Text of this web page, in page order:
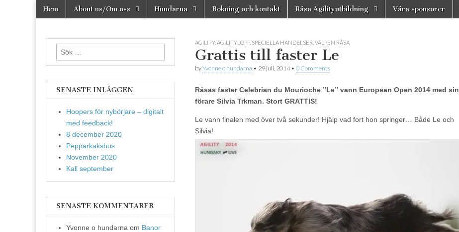
Agilitydomaren
Agilitydomaren
Main
menu
Skip
Hem About us/Om oss Hundarna Bokning och kontakt Råsa Agilityutbildning Våra sponsorer
AGILITY, AGILITYLOPP, SPECIELLA HÄNDELSER VALPEN RÅSA
Grattis till faster Le
byYvonne o hundarna • 29 juli, 2014• 0 Comments
Råsas faster Celebrian du Mourioche ”Le” vann European Open 2014 med sin
förare Silvia Trkman. Stort GRATTIS!
Le vann finalen med över två sekunder! Hjälp vad fort hon springer… Både Le och
Silvia!
Sök
efter:
SENASTE INLÄGGEN
Hoopers för nybörjare – digitalt
med feedback!
8 december 2020
Pepparkakshus
November 2020
Kall september
SENASTE KOMMENTARER
Yvonne o hundarna om Banor